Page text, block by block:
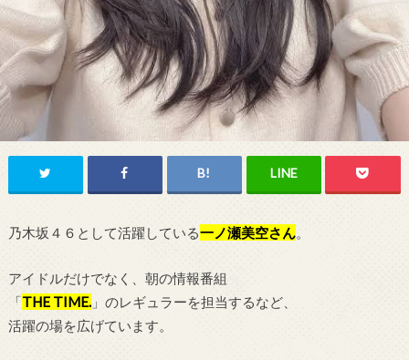
乃木坂４６として活躍している一ノ瀬美空さん
アイドルだけでなく、朝の情報番組
「THE TIME.」のレギュラーを担当するなど、
活躍の場を広げています。